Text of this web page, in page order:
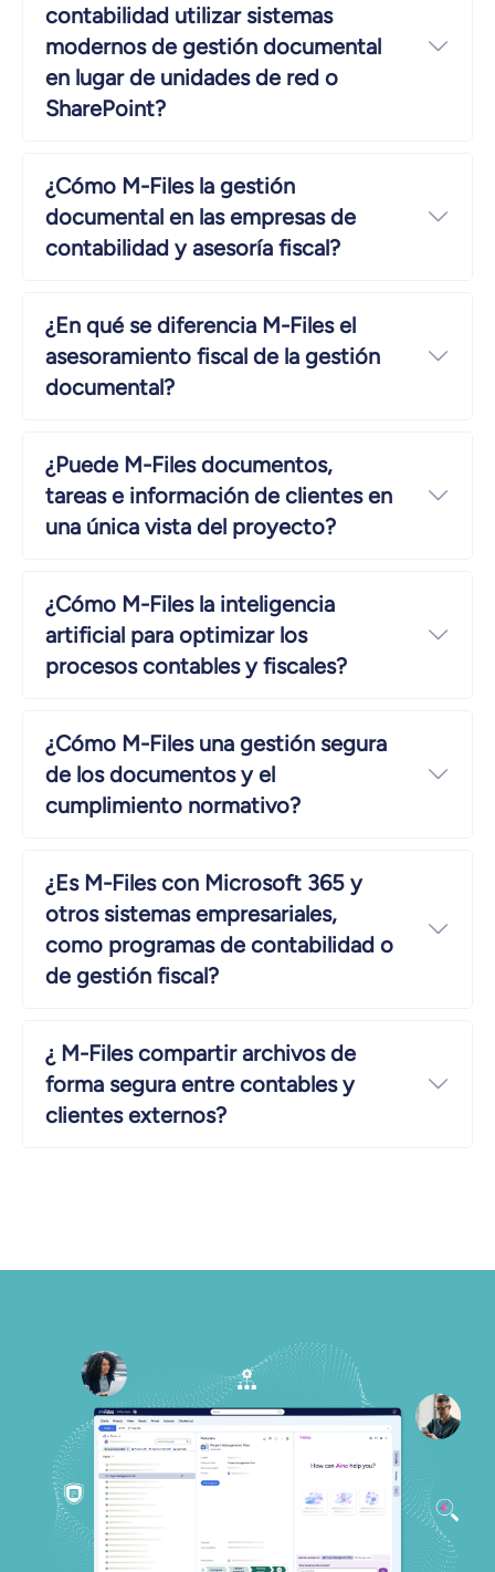
contabilidad utilizar sistemas
modernos de gestión documental
en lugar de unidades de red o
SharePoint?
¿Cómo M-Files la gestión
documental en las empresas de
contabilidad y asesoría fiscal?
¿En qué se diferencia M-Files el
asesoramiento fiscal de la gestión
documental?
¿Puede M-Files documentos,
tareas e información de clientes en
una única vista del proyecto?
¿Cómo M-Files la inteligencia
artificial para optimizar los
procesos contables y fiscales?
¿Cómo M-Files una gestión segura
de los documentos y el
cumplimiento normativo?
¿Es M-Files con Microsoft 365 y
otros sistemas empresariales,
como programas de contabilidad o
de gestión fiscal?
¿ M-Files compartir archivos de
forma segura entre contables y
clientes externos?